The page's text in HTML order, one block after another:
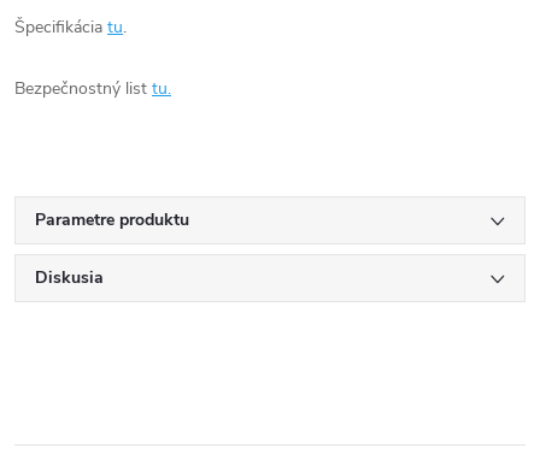
Špecifikácia tu.
Bezpečnostný list tu.
Parametre produktu
Diskusia